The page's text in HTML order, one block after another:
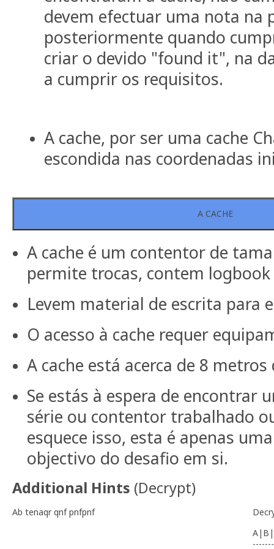
devem efectuar uma nota na
posteriormente quando
criar o devido "found it", na
a cumprir os requisitos.
A cache, por ser uma cache
escondida nas coordenadas
A CACHE
A cache é um contentor de
permite trocas, contem
Levem material de escrita para
O acesso à cache requer
A cache está acerca de 8
Se estás à espera de encontrar
série ou contentor trabalhado
esquece isso, esta é apenas
objectivo do desafio em si.
Additional Hints (Decrypt)
Ab tenaqr qnf pnfpnf